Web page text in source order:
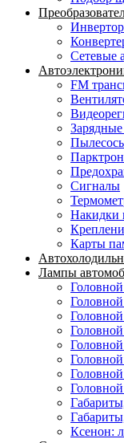
Сетевые
FM
Зарядные
Сигналы
Накидки
Карты
Лампы
Головной
Ксенон: